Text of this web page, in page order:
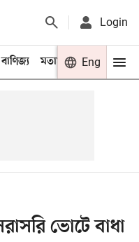
Login
বাণিজ্য মতামত খেলা
Eng
ভোটে বাধা